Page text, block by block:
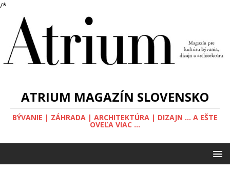
/*
ATRIUM MAGAZÍN SLOVENSKO
BÝVANIE | ZÁHRADA | ARCHITEKTÚRA | DIZAJN ... A EŠTE
OVEĽA VIAC ...